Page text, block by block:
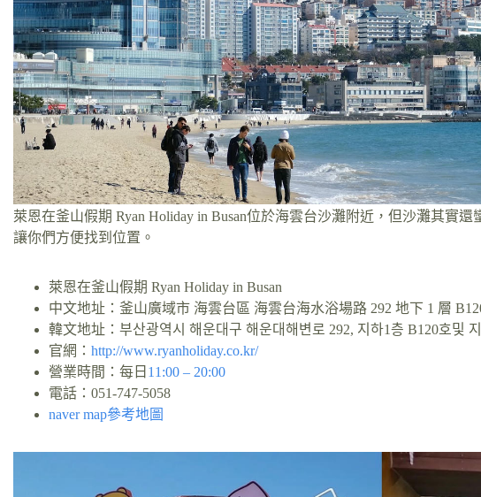
萊恩在釜山假期 Ryan Holiday in Busan位於海雲台沙灘附近，但沙灘其實
讓你們方便找到位置。
萊恩在釜山假期 Ryan Holiday in Busan
中文地址：釜山廣域市 海雲台區 海雲台海水浴場路 292 地下 1 層
韓文地址：부산광역시 해운대구 해운대해변로 292, 지하1층 B120호및
官網： http://www.ryanholiday.co.kr/
營業時間：每日 11:00 – 20:00
電話：051-747-5058
naver map參考地圖